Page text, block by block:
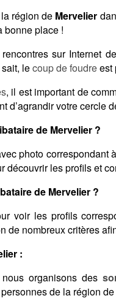
région de Mervelier
bonne place !
sur Internet
lecoup de foudreest
, il est important de
d’agrandir votre cercle
de Mervelier ?
photo
découvrir les profils et
de Mervelier ?
voir les profils
de nombreux critères
:
nous organisons des
de la région de